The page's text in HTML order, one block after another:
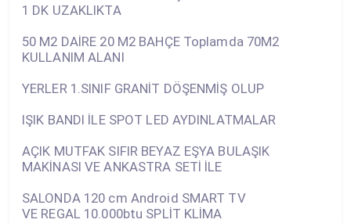
1 DK UZAKLIKTA
50 M2 DAİRE 20 M2 BAHÇE Toplamda 70M2
KULLANIM ALANI
YERLER 1.SINIF GRANİT DÖŞENMİŞ OLUP
IŞIK BANDI İLE SPOT LED AYDINLATMALAR
AÇIK MUTFAK SIFIR BEYAZ EŞYA BULAŞIK
MAKİNASI VE ANKASTRA SETİ İLE
SALONDA 120 cm Android SMART TV
VE REGAL 10.000btu SPLİT KLİMA